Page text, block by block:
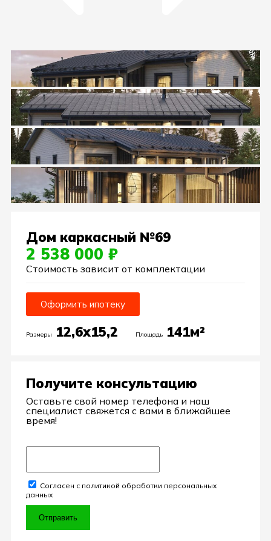
Дом каркасный №69
2 538 000 ₽
Стоимость зависит от комплектации
Оформить ипотеку
Размеры 12,6х15,2 Площадь 141м²
Получите консультацию
Оставьте свой номер телефона и наш
специалист свяжется с вами в ближайшее
время!
Согласен с политикой обработки персональных
данных
Отправить